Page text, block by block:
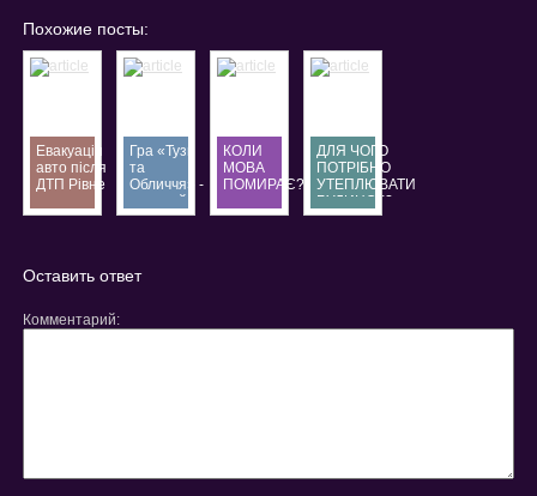
Похожие посты:
Евакуація
авто після
ДТП Рівне
терміновий
Гра «Тузи
та
Обличчя» -
окремий
вид
КОЛИ
МОВА
ПОМИРАЄ?
ДЛЯ ЧОГО
ПОТРІБНО
УТЕПЛЮВАТИ
БУДИНОК?
Оставить ответ
Комментарий